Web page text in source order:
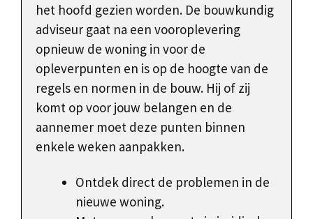
het hoofd gezien worden. De bouwkundig
adviseur gaat na een vooroplevering
opnieuw de woning in voor de
opleverpunten en is op de hoogte van de
regels en normen in de bouw. Hij of zij
komt op voor jouw belangen en de
aannemer moet deze punten binnen
enkele weken aanpakken.
Ontdek direct de problemen in de
nieuwe woning.